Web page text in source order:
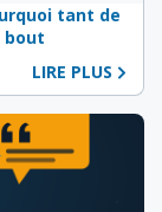
tant de
bout
LIRE PLUS